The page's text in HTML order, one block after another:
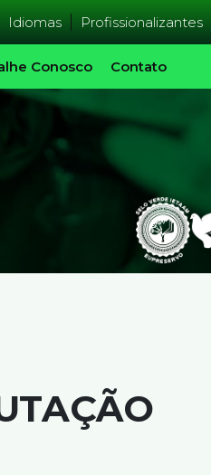
Idiomas Profissionalizantes
Conosco Contato